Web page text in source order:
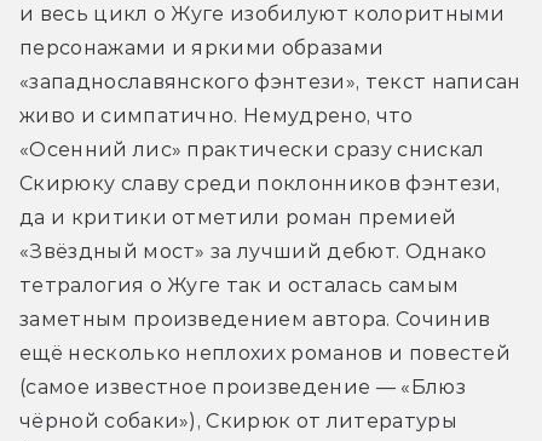
и весь цикл о Жуге изобилуют колоритными
персонажами и яркими образами
«западнославянского фэнтези», текст написан
живо и симпатично. Немудрено, что
«Осенний лис» практически сразу снискал
Скирюку славу среди поклонников фэнтези,
да и критики отметили роман премией
«Звёздный мост» за лучший дебют. Однако
тетралогия о Жуге так и осталась самым
заметным произведением автора. Сочинив
ещё несколько неплохих романов и повестей
(самое известное произведение — «Блюз
чёрной собаки»), Скирюк от литературы